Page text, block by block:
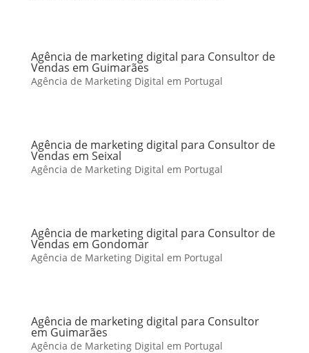
Agência de marketing digital para Consultor de
Vendas em Guimarães
Agência de Marketing Digital em Portugal
Agência de marketing digital para Consultor de
Vendas em Seixal
Agência de Marketing Digital em Portugal
Agência de marketing digital para Consultor de
Vendas em Gondomar
Agência de Marketing Digital em Portugal
Agência de marketing digital para Consultor
em Guimarães
Agência de Marketing Digital em Portugal